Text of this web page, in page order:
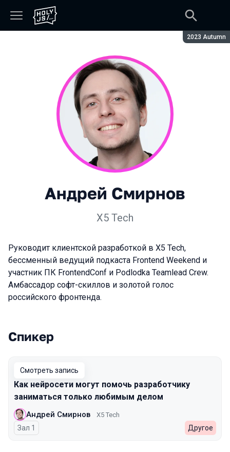
Сезон:
2023 Autumn
Андрей Смирнов
X5 Tech
Руководит клиентской разработкой в X5 Tech,
бессменный ведущий подкаста Frontend Weekend и
участник ПК FrontendConf и Podlodka Teamlead Crew.
Амбассадор софт-скиллов и золотой голос
российского фронтенда.
Выступления в сезоне 2023 Autumn
Спикер
Смотреть запись
Как нейросети могут помочь разработчику
заниматься только любимым делом
Андрей Смирнов X5 Tech
Зал 1 Другое